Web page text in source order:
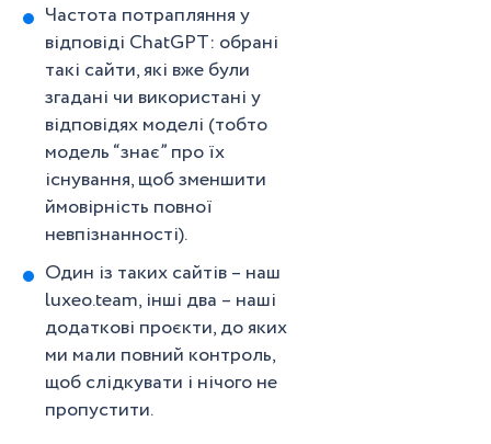
Частота потрапляння у
відповіді ChatGPT: обрані
такі сайти, які вже були
згадані чи використані у
відповідях моделі (тобто
модель “знає” про їх
існування, щоб зменшити
ймовірність повної
невпізнанності).
Один із таких сайтів – наш
luxeo.team, інші два – наші
додаткові проєкти, до яких
ми мали повний контроль,
щоб слідкувати і нічого не
пропустити.